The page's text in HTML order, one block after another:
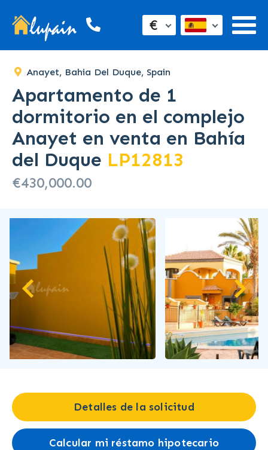
€
Anayet, Bahia Del Duque, Spain
Apartamento de 1
dormitorio en el complejo
Anayet en venta en Bahía
del Duque LP12813
€430,000.00
Detalles de la solicitud
Calcular mi réstamo hipotecario